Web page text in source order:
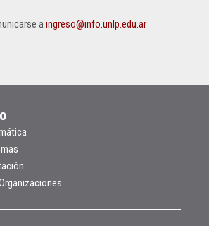
aingreso@info.unlp.edu.ar